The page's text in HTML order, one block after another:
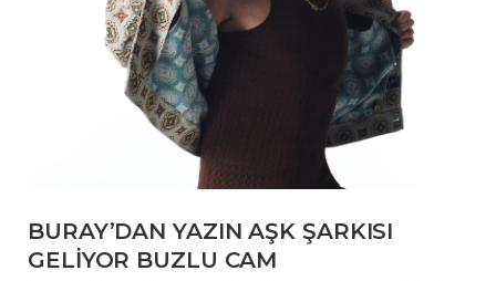
BURAY’DAN YAZIN AŞK ŞARKISI
GELİYOR BUZLU CAM